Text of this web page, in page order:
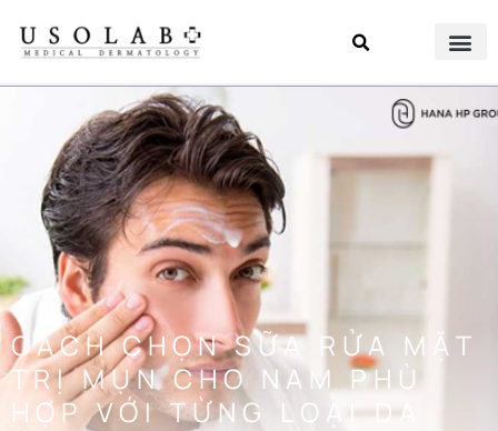
CÁCH CHỌN SỮA RỬA MẶT
TRỊ MỤN CHO NAM PHÙ
HỢP VỚI TỪNG LOẠI DA